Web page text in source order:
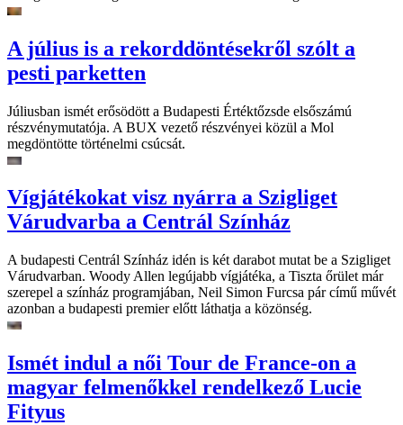
A július is a rekorddöntésekről szólt a
pesti parketten
Júliusban ismét erősödött a Budapesti Értéktőzsde elsőszámú
részvénymutatója. A BUX vezető részvényei közül a Mol
megdöntötte történelmi csúcsát.
Vígjátékokat visz nyárra a Szigliget
Várudvarba a Centrál Színház
A budapesti Centrál Színház idén is két darabot mutat be a Szigliget
Várudvarban. Woody Allen legújabb vígjátéka, a Tiszta őrület már
szerepel a színház programjában, Neil Simon Furcsa pár című művét
azonban a budapesti premier előtt láthatja a közönség.
Ismét indul a női Tour de France-on a
magyar felmenőkkel rendelkező Lucie
Fityus